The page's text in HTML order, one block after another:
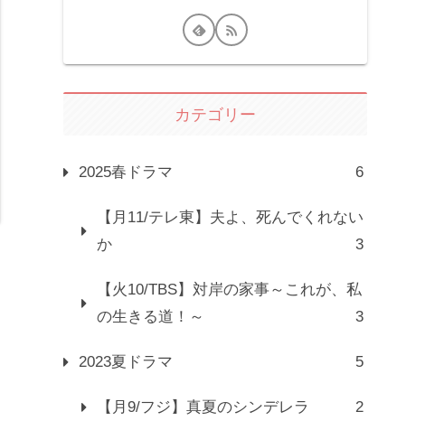
カテゴリー
2025春ドラマ 6
【月11/テレ東】夫よ、死んでくれない
か
3
【火10/TBS】対岸の家事～これが、私
の生きる道！～
3
2023夏ドラマ 5
【月9/フジ】真夏のシンデレラ 2